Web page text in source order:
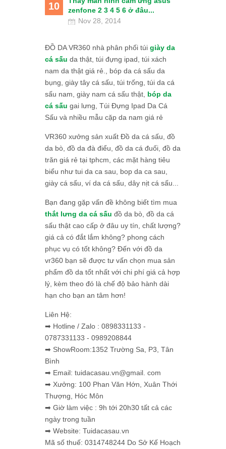
10
zenfone 2 3 4 5 6 ở đâu...
Nov 28, 2014
ĐỒ DA VR360 nhà phân phối túi giày da
cá sấu da thật, túi đựng ipad, túi xách
nam da thật giá rẻ., bóp da cá sấu da
bụng, giày tây cá sấu, túi trống, túi da cá
sấu nam, giày nam cá sấu thật, bóp da
cá sấu gai lưng, Túi Đựng Ipad Da Cá
Sấu và nhiều mẫu cặp da nam giá rẻ
VR360 xưởng sản xuất Đồ da cá sấu, đồ
da bò, đồ da đà điểu, đồ da cá đuối, đồ da
trăn giá rẻ tại tphcm, các mặt hàng tiêu
biểu như tui da ca sau, bop da ca sau,
giày cá sấu, ví da cá sấu, dây nịt cá sấu...
Bạn đang gặp vấn đề không biết tìm mua
thắt lưng da cá sấu đồ da bò, đồ da cá
sấu thật cao cấp ở đâu uy tín, chất lượng?
giá cả có đắt lắm không? phong cách
phục vụ có tốt không? Đến với đồ da
vr360 bạn sẽ được tư vấn chọn mua sản
phẩm đồ da tốt nhất với chi phí giá cả hợp
lý, kèm theo đó là chế độ bảo hành dài
hạn cho bạn an tâm hơn!
Liên Hệ:
➡ Hotline / Zalo : 0898331133 -
0787331133 - 0989208844
➡ ShowRoom:1352 Trường Sa, P3, Tân
Bình
➡ Email: tuidacasau.vn@gmail. com
➡ Xưởng: 100 Phan Văn Hớn, Xuân Thới
Thượng, Hóc Môn
➡ Giờ làm việc : 9h tới 20h30 tất cả các
ngày trong tuần
➡ Website: Tuidacasau.vn
Mã số thuế: 0314748244 Do Sở Kế Hoạch